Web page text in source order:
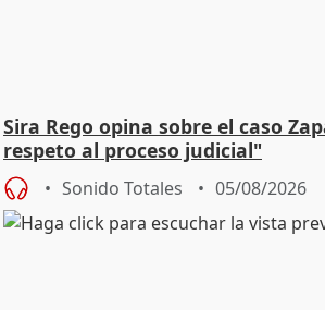
Sira Rego opina sobre el caso
respeto al proceso judicial"
Sonido Totales 05/08/2026